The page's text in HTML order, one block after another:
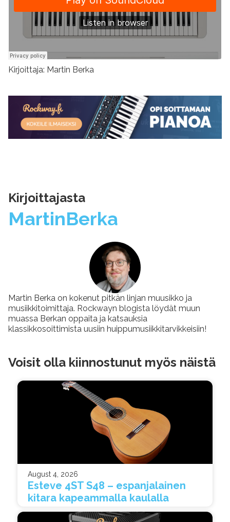
Kirjoittaja: Martin Berka
Kirjoittajasta
MartinBerka
Martin Berka on kokenut pitkän linjan muusikko ja
musiikkitoimittaja. Rockwayn blogista löydät muun
muassa Berkan oppaita ja katsauksia
klassikkosoittimista uusiin huippumusiikkitarvikkeisiin!
Voisit olla kiinnostunut myös näistä
August 4, 2026
Esteve 4ST S48 – espanjalainen
kitara kapeammalla kaulalla